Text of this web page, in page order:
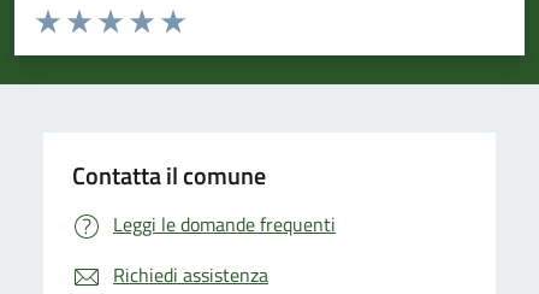
Valuta da 1 a 5 stelle la pagina
Valuta 5 stelle su 5
Valuta 4 stelle su 5
Valuta 3 stelle su 5
Valuta 2 stelle su 5
Valuta 1 stelle su 5
Contatta il comune
Leggi le domande frequenti
Richiedi assistenza